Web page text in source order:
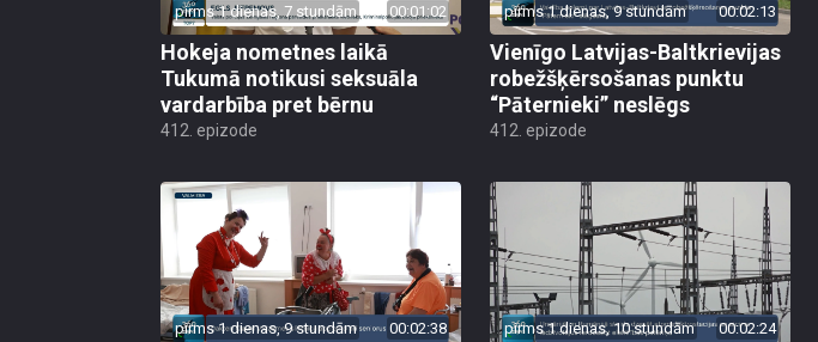
pirms 1 dienas, 7 stundām 00:01:02
Hokeja nometnes laikā
Tukumā notikusi seksuāla
vardarbība pret bērnu
412. epizode
pirms 1 dienas, 9 stundām 00:02:13
Vienīgo Latvijas-Baltkrievijas
robežšķērsošanas punktu
“Pāternieki” neslēgs
412. epizode
pirms 1 dienas, 9 stundām 00:02:38 pirms 1 dienas, 10 stundām 00:02:24